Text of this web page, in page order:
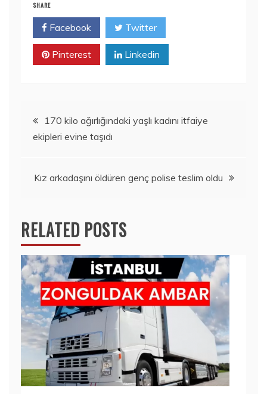
SHARE
Facebook Twitter
Pinterest Linkedin
Yazı
gezinmesi
170 kilo ağırlığındaki yaşlı kadını itfaiye
ekipleri evine taşıdı
Kız arkadaşını öldüren genç polise teslim oldu
RELATED POSTS